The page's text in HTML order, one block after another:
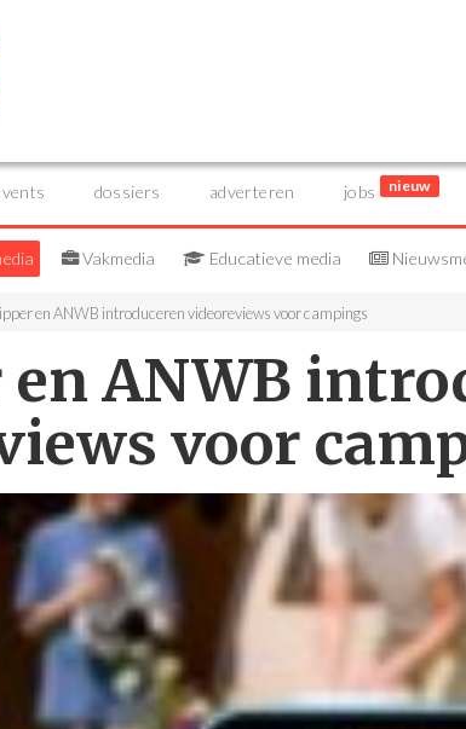
dossiers adverteren jobs nieuw
Vakmedia Educatieve media
en ANWB introduceren videoreviews voor campings
en ANWB
voor